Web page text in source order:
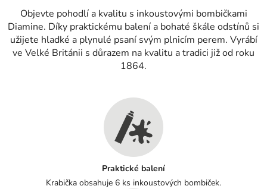
Objevte pohodlí a kvalitu s inkoustovými bombičkami
Diamine. Díky praktickému balení a bohaté škále odstínů si
užijete hladké a plynulé psaní svým plnicím perem. Vyrábí
ve Velké Británii s důrazem na kvalitu a tradici již od roku
1864.
Praktické balení
Krabička obsahuje 6 ks inkoustových bombiček.